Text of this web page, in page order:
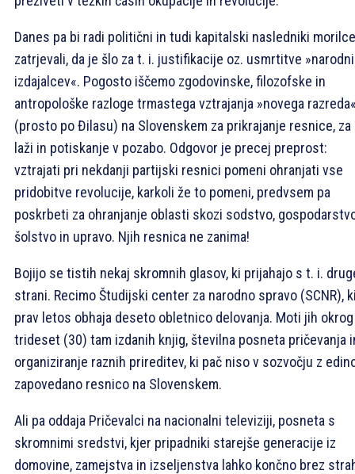
Danes pa bi radi politični in tudi kapitalski nasledniki
zatrjevali, da je šlo za t. i. justifikacije oz. usmrtitve
izdajalcev«. Pogosto iščemo zgodovinske, filozofske in
antropološke razloge trmastega vztrajanja »novega
(prosto po Đilasu) na Slovenskem za prikrajanje resnice, za
laži in potiskanje v pozabo. Odgovor je precej preprost:
vztrajati pri nekdanji partijski resnici pomeni ohranjati vse
pridobitve revolucije, karkoli že to pomeni, predvsem pa
poskrbeti za ohranjanje oblasti skozi sodstvo,
šolstvo in upravo. Njih resnica ne zanima!
Bojijo se tistih nekaj skromnih glasov, ki prijahajo s t. i.
strani. Recimo Študijski center za narodno spravo (SCNR),
prav letos obhaja deseto obletnico delovanja. Moti jih okrog
trideset (30) tam izdanih knjig, številna posneta pričevanja
organiziranje raznih prireditev, ki pač niso v sozvočju z
zapovedano resnico na Slovenskem.
Ali pa oddaja Pričevalci na nacionalni televiziji, posneta s
skromnimi sredstvi, kjer pripadniki starejše generacije iz
domovine, zamejstva in izseljenstva lahko končno brez